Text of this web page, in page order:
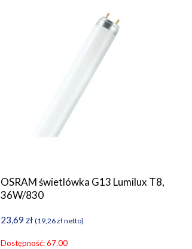
OSRAM świetlówka G13 Lumilux T8,
36W/830
23,69 zł (19,26złnetto)
Dostępność: 67.00